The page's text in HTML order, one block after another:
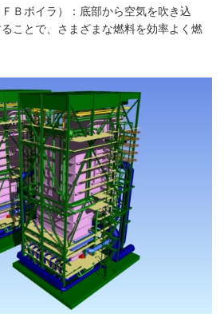
Ｂボイラ）：底部から空気を吹き込
ことで、さまざまな燃料を効率よく燃